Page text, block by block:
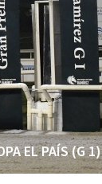
EL PAÍS (G 1)